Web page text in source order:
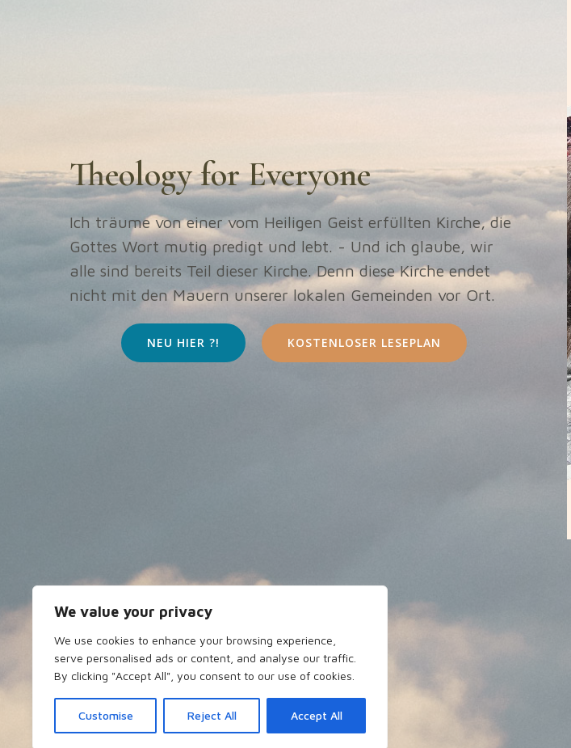
We value your privacy
We use cookies to enhance your browsing experience,
serve personalised ads or content, and analyse our traffic.
By clicking "Accept All", you consent to our use of cookies.
Customise Reject All Accept All
Theology for Everyone
Ich träume von einer vom Heiligen Geist erfüllten Kirche, die
Gottes Wort mutig predigt und lebt. - Und ich glaube, wir
alle sind bereits Teil dieser Kirche. Denn diese Kirche endet
nicht mit den Mauern unserer lokalen Gemeinden vor Ort.
NEU HIER ?! KOSTENLOSER LESEPLAN